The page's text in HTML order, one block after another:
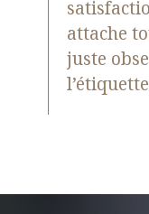
attache
juste